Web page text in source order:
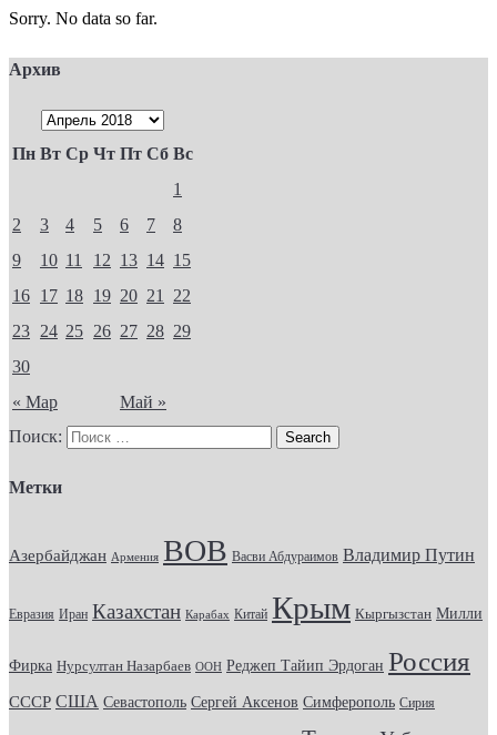
Sorry. No data so far.
Архив
Пн Вт Ср Чт Пт Сб Вс
« Мар Май »
1
2
3 4 5 6 7
8
9
10 11 12 13 14 15
16 17 18 19 20 21
22
23 24 25 26 27 28 29
30
Поиск:
Метки
Азербайджан Армения ВОВ Васви Абдураимов Владимир Путин
Евразия Иран Казахстан Карабах Китай Крым Кыргызстан Милли
Фирка Нурсултан Назарбаев ООН Реджеп Тайип Эрдоган Россия
СССР США Севастополь Сергей Аксенов Симферополь Сирия